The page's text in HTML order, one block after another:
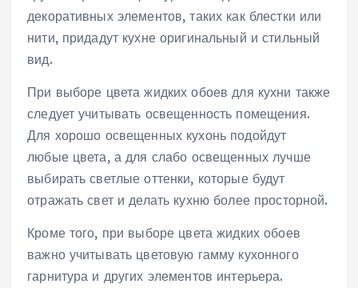
декоративных элементов, таких как блестки или
нити, придадут кухне оригинальный и стильный
вид.
При выборе цвета жидких обоев для кухни также
следует учитывать освещенность помещения.
Для хорошо освещенных кухонь подойдут
любые цвета, а для слабо освещенных лучше
выбирать светлые оттенки, которые будут
отражать свет и делать кухню более просторной.
Кроме того, при выборе цвета жидких обоев
важно учитывать цветовую гамму кухонного
гарнитура и других элементов интерьера.